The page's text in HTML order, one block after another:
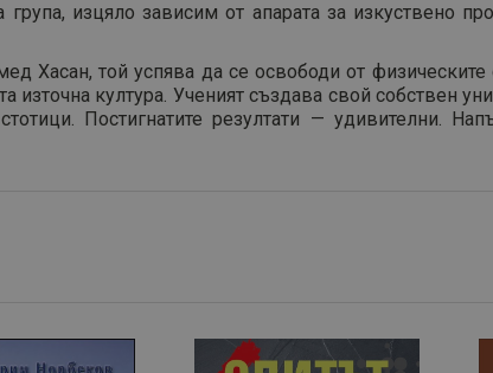
изцяло зависим от апарата за изкуствено
Хасан, той успява да се освободи от
източна култура. Ученият създава свой собствен
Постигнатите резултати — удивителни.